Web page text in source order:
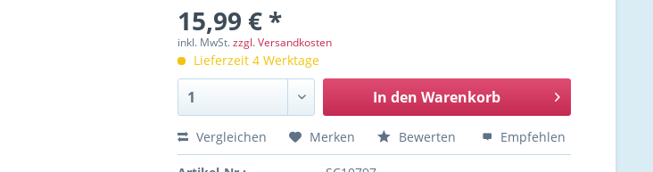
15,99 € *
inkl. MwSt.zzgl. Versandkosten
Lieferzeit 4 Werktage
In den Warenkorb
Vergleichen Merken Bewerten Empfehlen